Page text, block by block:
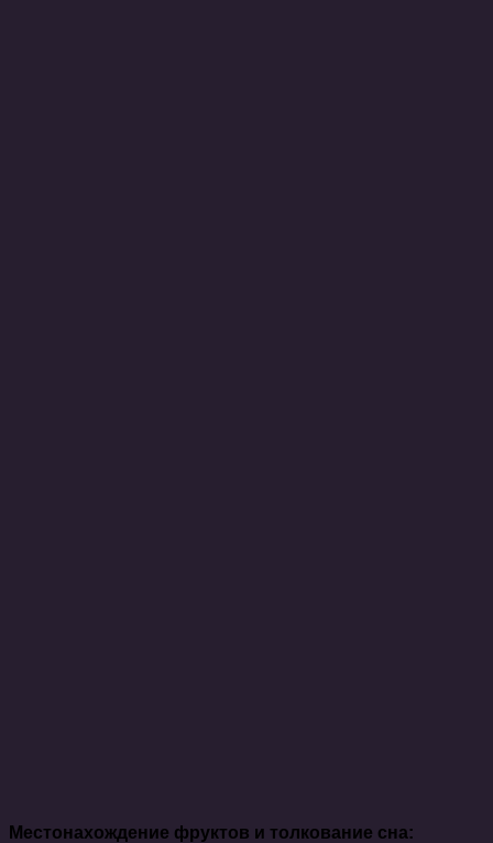
Местонахождение фруктов и толкование сна: